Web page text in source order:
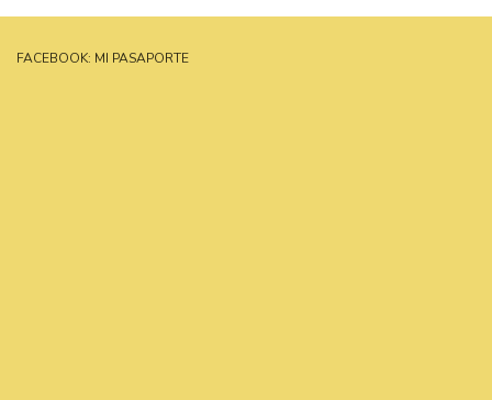
FACEBOOK: MI PASAPORTE